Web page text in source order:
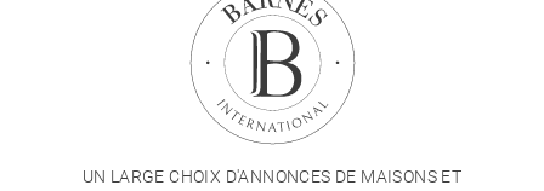
UN LARGE CHOIX D'ANNONCES DE MAISONS ET